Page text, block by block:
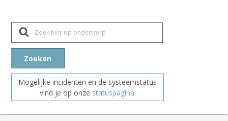
Z
e
k
a
Zoeken
Mogelijke incidenten en de systeemstatus
vind je op onze statuspagina.